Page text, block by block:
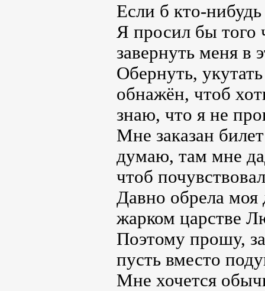
Если б кто-
Я просил бы того
завернуть меня в
Обернуть,
обнажён, чтоб
знаю, что я не
Мне заказан
думаю, там мне
чтоб
Давно обрела моя
жарком царстве
Поэтому прошу,
пусть вместо
Мне хочется